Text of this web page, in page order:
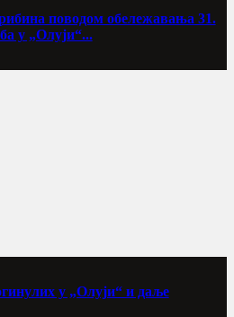
поводом обележавања 31.
у „Олуји“...
у „Олуји“ и даље